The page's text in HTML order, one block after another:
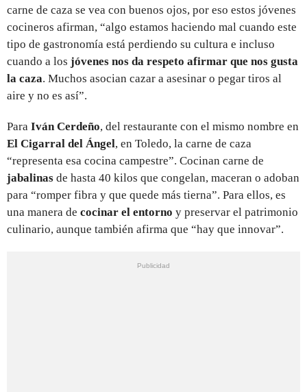
carne de caza se vea con buenos ojos, por eso estos jóvenes
cocineros afirman, “algo estamos haciendo mal cuando este
tipo de gastronomía está perdiendo su cultura e incluso
cuando a los jóvenes nos da respeto afirmar que nos gusta
la caza. Muchos asocian cazar a asesinar o pegar tiros al
aire y no es así”.
Para Iván Cerdeño, del restaurante con el mismo nombre en
El Cigarral del Ángel, en Toledo, la carne de caza
“representa esa cocina campestre”. Cocinan carne de
jabalinas de hasta 40 kilos que congelan, maceran o adoban
para “romper fibra y que quede más tierna”. Para ellos, es
una manera de cocinar el entorno y preservar el patrimonio
culinario, aunque también afirma que “hay que innovar”.